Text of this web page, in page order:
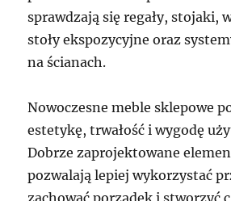
sprawdzają się regały, stojaki,
stoły ekspozycyjne oraz
na ścianach.
Nowoczesne meble sklepowe
estetykę, trwałość i wygodę
Dobrze zaprojektowane
pozwalają lepiej wykorzystać
zachować porządek i stworzyć